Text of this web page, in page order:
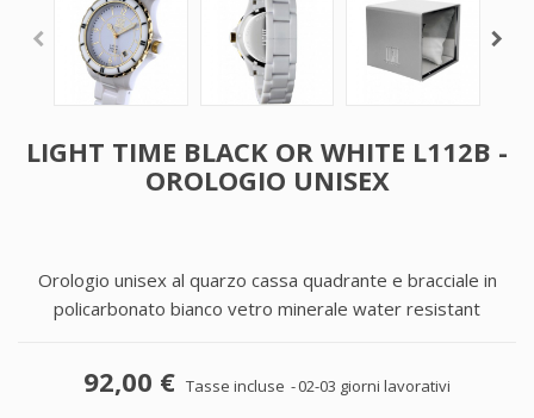
LIGHT TIME BLACK OR WHITE L112B -
OROLOGIO UNISEX
Orologio unisex al quarzo cassa quadrante e bracciale in
policarbonato bianco vetro minerale water resistant
92,00 € Tasse incluse 02-03 giorni lavorativi